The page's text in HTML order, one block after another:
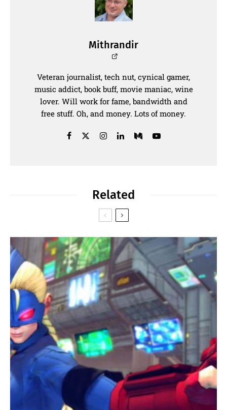
Mithrandir
Veteran journalist, tech nut, cynical gamer,
music addict, book buff, movie maniac, wine
lover. Will work for fame, bandwidth and
free stuff. Oh, and money. Lots of money.
Related